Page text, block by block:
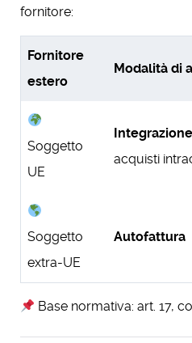
fornitore:
Fornitore
estero
Modalità di
Soggetto
UE
acquisti
Soggetto
extra-UE
Autofattura
Base normativa: art. 17,